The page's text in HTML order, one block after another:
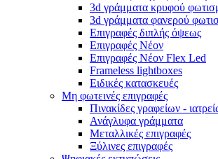
3d γράμματα κρυφού
3d γράμματα φανερού
Επιγραφές διπλής όψεως
Επιγραφές Νέον
Επιγραφές Νέον Flex Led
Frameless lightboxes
Ειδικές κατασκευές
Μη φωτεινές επιγραφές
Πινακίδες γραφείων -
Ανάγλυφα γράμματα
Μεταλλικές επιγραφές
Ξύλινες επιγραφές